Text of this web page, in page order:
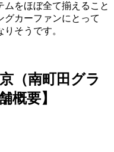
をほぼ全て揃えること
グカーファンにとって
そうです。
（南町田グラ
概要】